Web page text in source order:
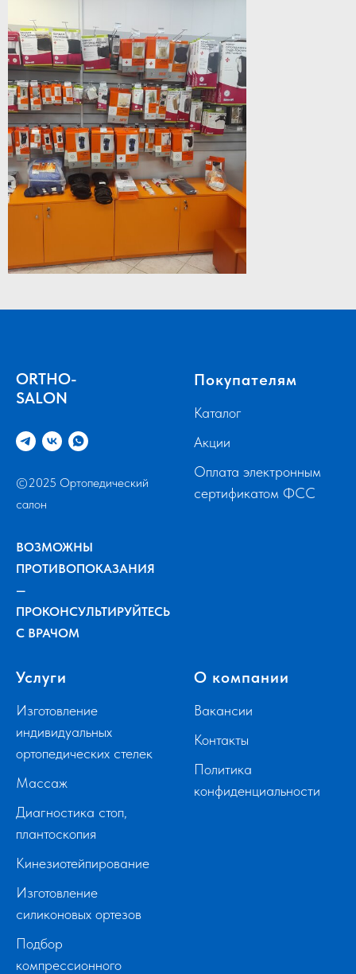
ORTHO-
SALON
©2025 Ортопедический
салон
ВОЗМОЖНЫ
ПРОТИВОПОКАЗАНИЯ
—
ПРОКОНСУЛЬТИРУЙТЕСЬ
С ВРАЧОМ
Покупателям
Каталог
Акции
Оплата электронным
сертификатом ФСС
Услуги
Изготовление
индивидуальных
ортопедических стелек
Массаж
Диагностика стоп,
плантоскопия
Кинезиотейпирование
Изготовление
силиконовых ортезов
Подбор
компрессионного
О компании
Вакансии
Контакты
Политика
конфиденциальности